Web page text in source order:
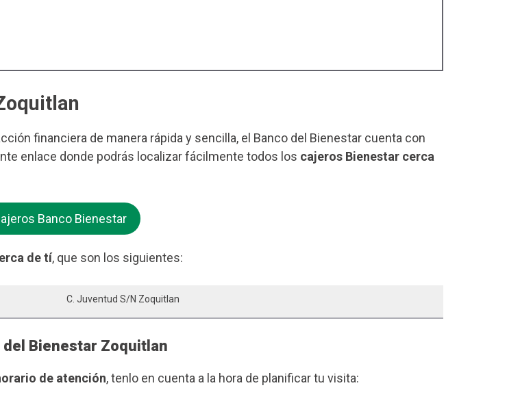
financiera de manera rápida y sencilla, el Banco del Bienestar cuenta con
enlace donde podrás localizar fácilmente todos los cajeros Bienestar cerca
Banco Bienestar
de tí, que son los siguientes:
C. Juventud S/n Zoquitlan
Bienestar Zoquitlan
de atención, tenlo en cuenta a la hora de planificar tu visita: